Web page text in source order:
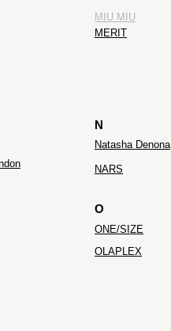
NARS
ONE/SIZE
OLAPLEX
MERIT
Natasha Denona
O
N
MIU MIU